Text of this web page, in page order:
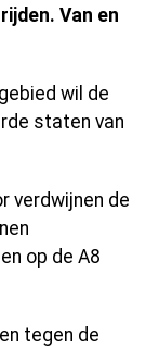
Van en
wil de
staten van
verdwijnen de
op de A8
tegen de